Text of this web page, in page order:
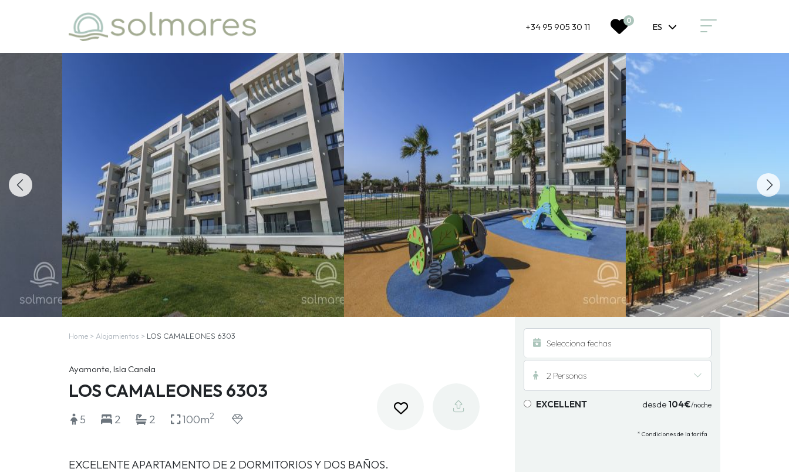
+34 95 905 30 11
0
ES
Home > Alojamientos > LOS CAMALEONES 6303
Ayamonte, Isla Canela
LOS CAMALEONES 6303
5 2 2 100m2
EXCELENTE APARTAMENTO DE 2 DORMITORIOS Y DOS BAÑOS.
2 Personas
EXCELLENT desde 104€/noche
* Condiciones de la tarifa